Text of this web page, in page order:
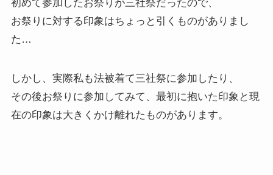
初めて参加したお祭りが三社祭だったので、
お祭りに対する印象はちょっと引くものがありまし
た…
しかし、実際私も法被着て三社祭に参加したり、
その後お祭りに参加してみて、最初に抱いた印象と現
在の印象は大きくかけ離れたものがあります。